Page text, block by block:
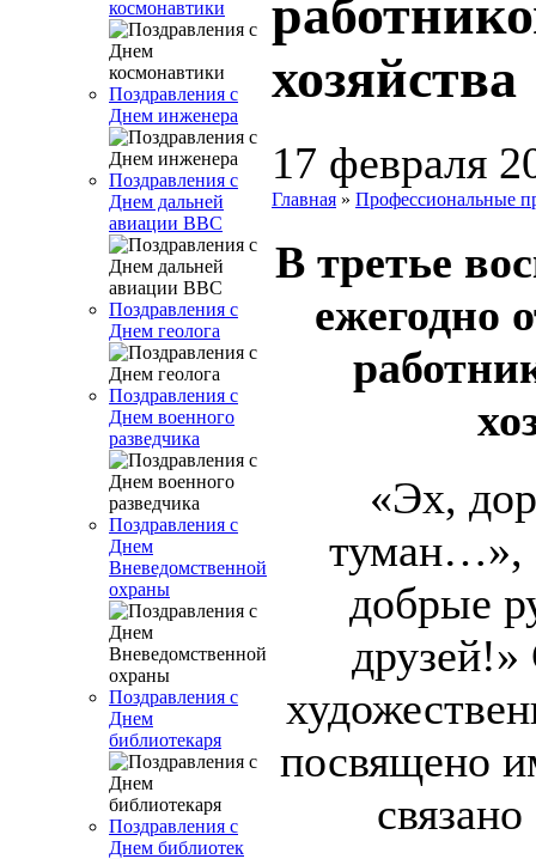
космонавтики
Поздравления с
Днем инженера
Поздравления с
Днем дальней
авиации ВВС
Поздравления с
Днем геолога
Поздравления с
Днем военного
разведчика
Поздравления с
Днем
Вневедомственной
охраны
Поздравления с
Днем
библиотекаря
Поздравления с
Днем библиотек
хозяйства
17 февраля
Главная » Профессиональные
В третье
ежегодно
«Эх,
туман…»,
добрые
друзей!»
посвящено